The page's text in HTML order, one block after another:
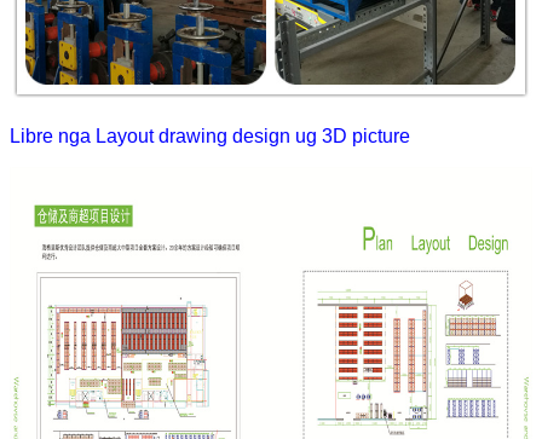
Libre nga Layout drawing design ug 3D picture